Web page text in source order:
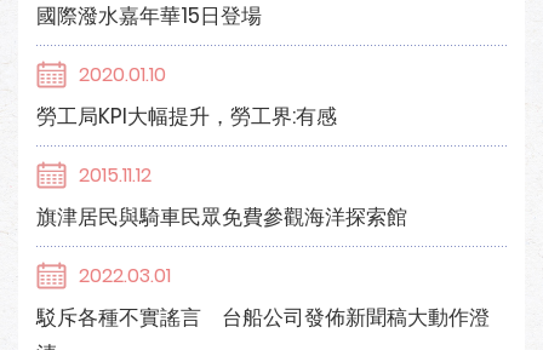
國際潑水嘉年華15日登場
2020.01.10
勞工局KPI大幅提升，勞工界:有感
2015.11.12
旗津居民與騎車民眾免費參觀海洋探索館
2022.03.01
駁斥各種不實謠言 台船公司發佈新聞稿大動作澄